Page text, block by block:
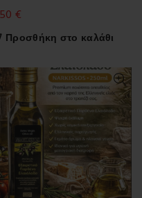
€
Προσθήκη στο καλάθι